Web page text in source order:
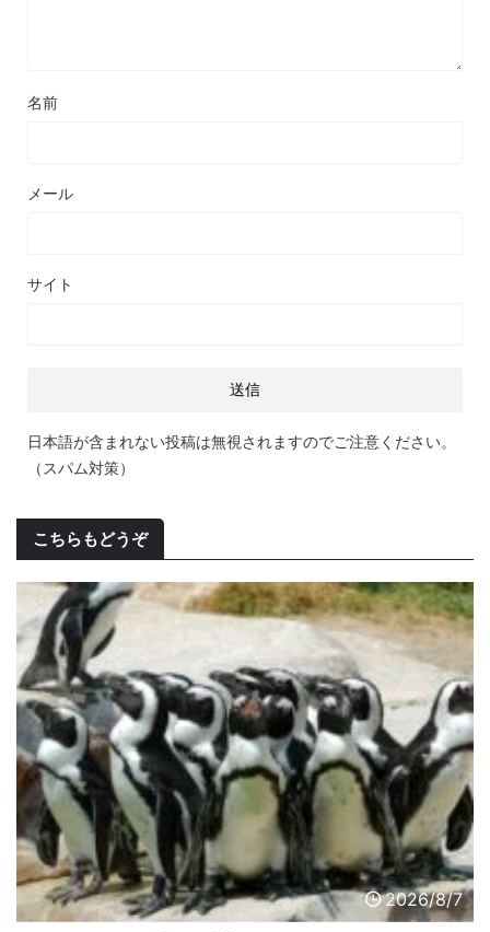
名前
メール
サイト
日本語が含まれない投稿は無視されますのでご注意ください。
（スパム対策）
こちらもどうぞ
2026/8/7